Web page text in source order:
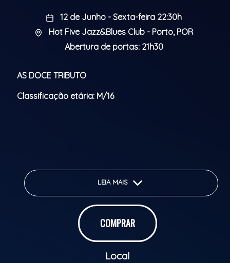
12 de Junho - Sexta-feira 22:30h
Hot Five Jazz&Blues Club - Porto, POR
Abertura de portas: 21h30
AS DOCE TRIBUTO
Classificação etária: M/16
LEIA MAIS
COMPRAR
Local